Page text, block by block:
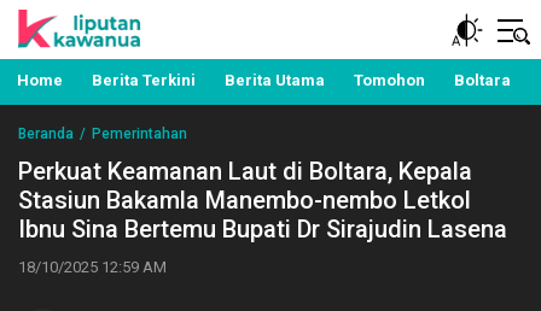
Liputan Kawanua
Berita Manado, Sulawesi Utara, Kawanua, Politik,
Pemerintahan, Hukum Kriminal dan Nasional
Home Berita Terkini Berita Utama Tomohon Boltara
Beranda Pemerintahan
Perkuat Keamanan Laut di Boltara, Kepala
Stasiun Bakamla Manembo-nembo Letkol
Ibnu Sina Bertemu Bupati Dr Sirajudin Lasena
18/10/2025 12:59 AM